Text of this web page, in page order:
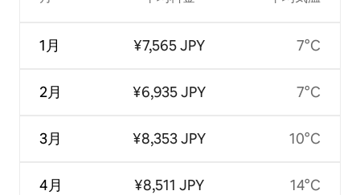
1月
2月
3月
4月
¥7,565 JPY
¥6,935 JPY
¥8,353 JPY
¥8,511 JPY
7°C
7°C
10°C
14°C